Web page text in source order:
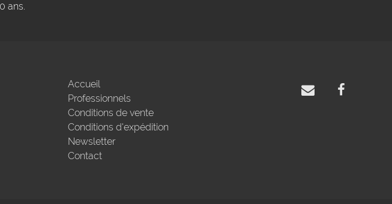
ans.
Accueil
Professionnels
Conditions de vente
Conditions d'expédition
Newsletter
Contact